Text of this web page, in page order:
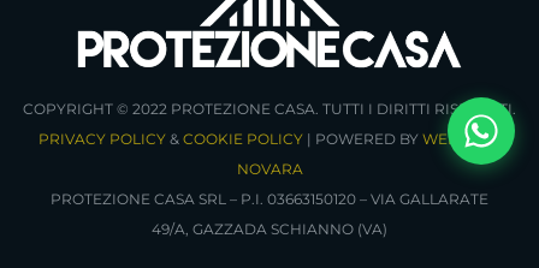
COPYRIGHT © 2022 PROTEZIONE CASA. TUTTI I DIRITTI RISERVATI.
PRIVACY POLICY& COOKIE POLICY| POWERED BY WEBDOJO
NOVARA
PROTEZIONE CASA SRL – P.I. 03663150120 – VIA GALLARATE
49/A, GAZZADA SCHIANNO (VA)